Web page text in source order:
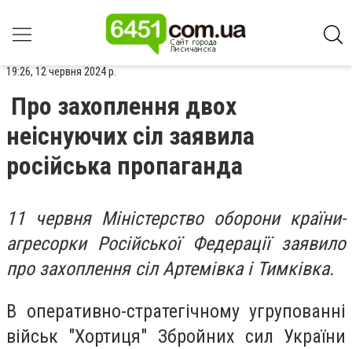
19:26, 12 червня 2024 р.
Про захоплення двох
неіснуючих сіл заявила
російська пропаганда
11 червня Міністерство оборони країни-
агресорки Російської Федерації заявило
про захоплення сіл Артемівка і Тимківка.
В оперативно-стратегічному угрупованні
військ "Хортиця" Збройних сил України